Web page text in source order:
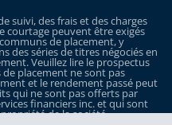
suivi, des frais et des charges
courtage peuvent être exigés
de placement, y
des séries de titres négociés en
Veuillez lire le prospectus
placement ne sont pas
et le rendement passé peut
qui ne sont pas offerts par
financiers inc. et qui sont
de la société